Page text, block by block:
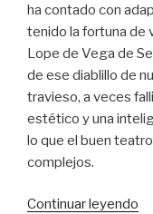
ha contado con
tenido la fortuna de
Lope de Vega de
de ese diablillo de
travieso, a veces
estético y una
lo que el buen
complejos.
Continuar leyendo